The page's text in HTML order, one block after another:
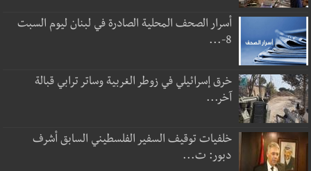
أسرار الصحف المحلية الصادرة في لبنان ليوم السبت
8-...
خرق إسرائيلي في زوطر الغربية وساتر ترابي قبالة
آخر...
خلفيات توقيف السفير الفلسطيني السابق أشرف
دبور: ت...